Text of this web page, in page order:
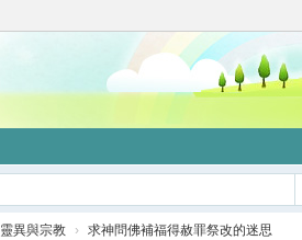
靈異與宗教 › 求神問佛補福得赦罪祭改的迷思